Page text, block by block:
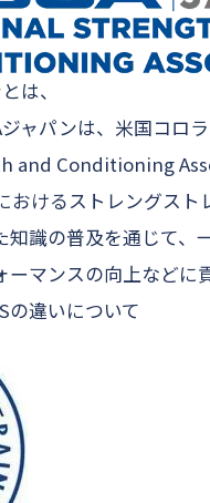
は、
ャパンは、米国コロ
and Conditioning
おけるストレングス
識の普及を通じて
マンスの向上などに
の違いについて